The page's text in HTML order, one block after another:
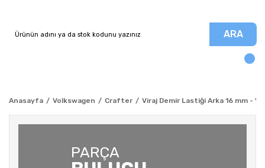
ARA
Anasayfa Volkswagen Crafter Viraj Demir Lastiği Arka 16 mm -
PARÇA